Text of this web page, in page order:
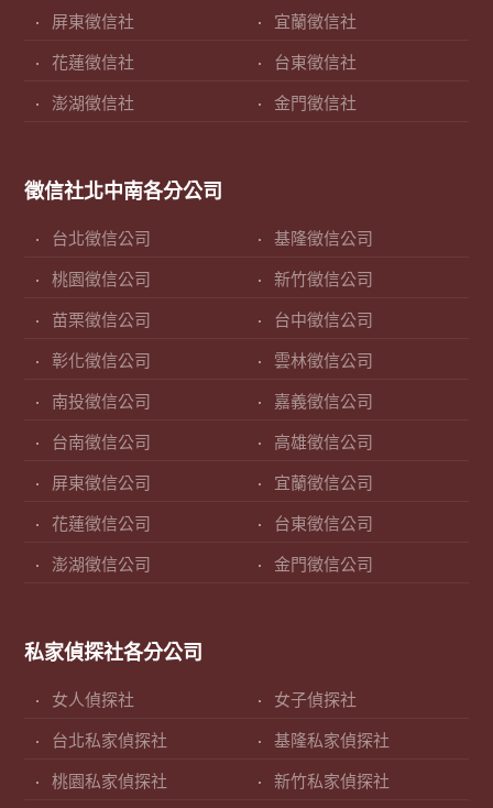
屏東徵信社 宜蘭徵信社
花蓮徵信社 台東徵信社
澎湖徵信社 金門徵信社
徵信社北中南各分公司
台北徵信公司 基隆徵信公司
桃園徵信公司 新竹徵信公司
苗栗徵信公司 台中徵信公司
彰化徵信公司 雲林徵信公司
南投徵信公司 嘉義徵信公司
台南徵信公司 高雄徵信公司
屏東徵信公司 宜蘭徵信公司
花蓮徵信公司 台東徵信公司
澎湖徵信公司 金門徵信公司
私家偵探社各分公司
女人偵探社 女子偵探社
台北私家偵探社 基隆私家偵探社
桃園私家偵探社 新竹私家偵探社